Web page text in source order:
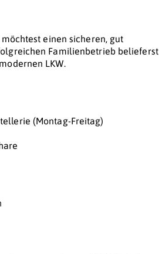
einen sicheren, gut
Familienbetrieb belieferst
LKW.
(Montag-Freitag)